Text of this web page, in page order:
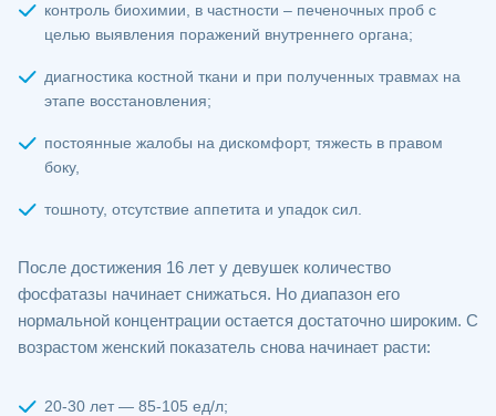
контроль биохимии, в частности – печеночных проб с
целью выявления поражений внутреннего органа;
диагностика костной ткани и при полученных травмах на
этапе восстановления;
постоянные жалобы на дискомфорт, тяжесть в правом
боку,
тошноту, отсутствие аппетита и упадок сил.
После достижения 16 лет у девушек количество
фосфатазы начинает снижаться. Но диапазон его
нормальной концентрации остается достаточно широким. С
возрастом женский показатель снова начинает расти:
20-30 лет — 85-105 ед/л;